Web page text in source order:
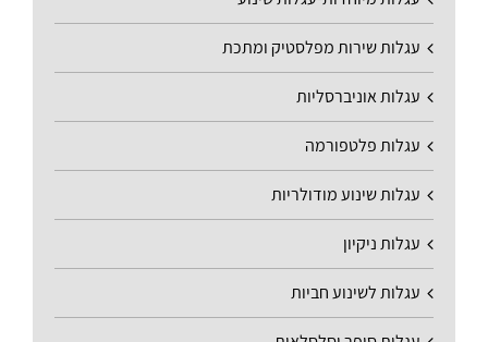
עגלות שירות מפלסטיק ומתכת
עגלות אוניברסליות
עגלות פלטפורמה
עגלות שינוע מודולריות
עגלות ניקיון
עגלות לשינוע חביות